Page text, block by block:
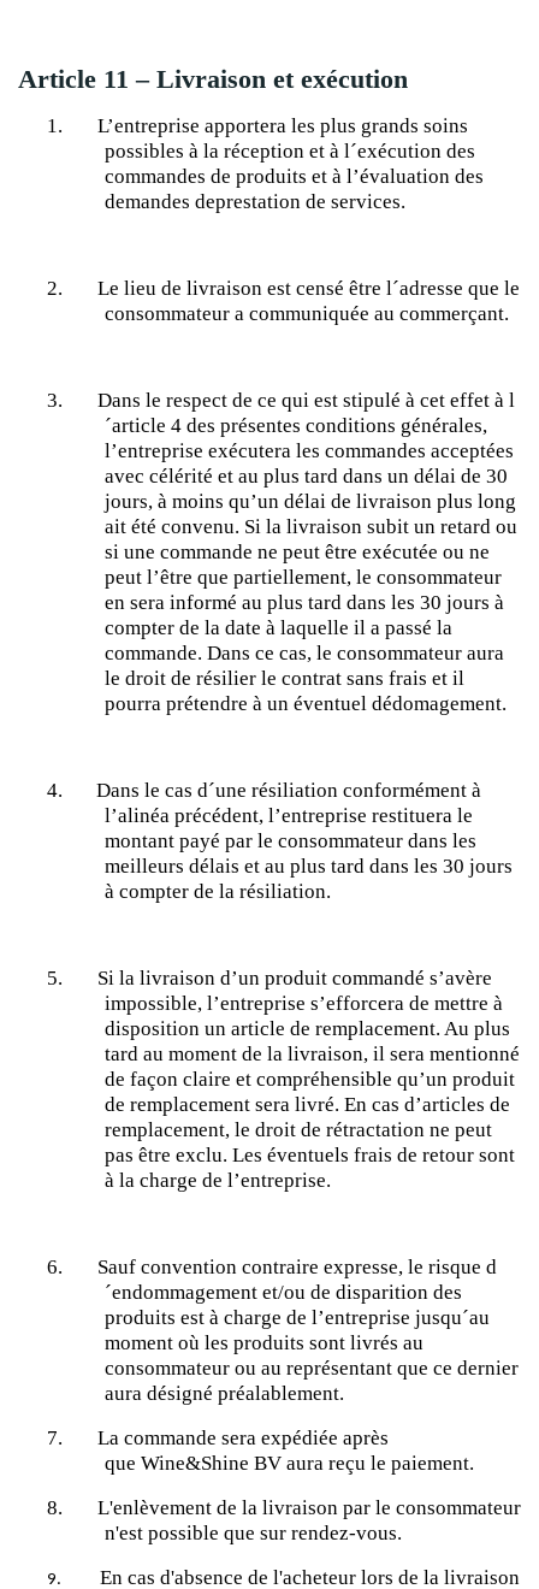
Article 11 – Livraison et exécution
1.
L’entreprise apportera les plus grands soins
possibles à la réception et à l´exécution des
commandes de produits et à l’évaluation des
demandes deprestation de services.
2.
Le lieu de livraison est censé être l´adresse que le
consommateur a communiquée au commerçant.
3.
Dans le respect de ce qui est stipulé à cet effet à l
´article 4 des présentes conditions générales,
l’entreprise exécutera les commandes acceptées
avec célérité et au plus tard dans un délai de 30
jours, à moins qu’un délai de livraison plus long
ait été convenu. Si la livraison subit un retard ou
si une commande ne peut être exécutée ou ne
peut l’être que partiellement, le consommateur
en sera informé au plus tard dans les 30 jours à
compter de la date à laquelle il a passé la
commande. Dans ce cas, le consommateur aura
le droit de résilier le contrat sans frais et il
pourra prétendre à un éventuel dédomagement.
4.
Dans le cas d´une résiliation conformément à
l’alinéa précédent, l’entreprise restituera le
montant payé par le consommateur dans les
meilleurs délais et au plus tard dans les 30 jours
à compter de la résiliation.
5.
Si la livraison d’un produit commandé s’avère
impossible, l’entreprise s’efforcera de mettre à
disposition un article de remplacement. Au plus
tard au moment de la livraison, il sera mentionné
de façon claire et compréhensible qu’un produit
de remplacement sera livré. En cas d’articles de
remplacement, le droit de rétractation ne peut
pas être exclu. Les éventuels frais de retour sont
à la charge de l’entreprise.
6.
Sauf convention contraire expresse, le risque d
´endommagement et/ou de disparition des
produits est à charge de l’entreprise jusqu´au
moment où les produits sont livrés au
consommateur ou au représentant que ce dernier
aura désigné préalablement.
7.
La commande sera expédiée après
que Wine&Shine BV aura reçu le paiement.
8.
L'enlèvement de la livraison par le consommateur
n'est possible que sur rendez-vous.
9.
En cas d'absence de l'acheteur lors de la livraison